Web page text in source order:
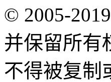
© 2005-
并保留所有
不得被复制